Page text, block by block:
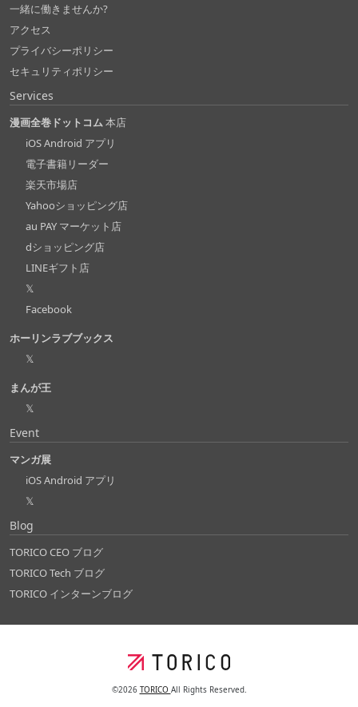
一緒に働きませんか?
アクセス
プライバシーポリシー
セキュリティポリシー
Services
漫画全巻ドットコム本店
iOS Android アプリ
電子書籍リーダー
楽天市場店
Yahooショッピング店
au PAY マーケット店
dショッピング店
LINEギフト店
𝕏
Facebook
ホーリンラブブックス
𝕏
まんが王
𝕏
Event
マンガ展
iOS Android アプリ
𝕏
Blog
TORICO CEO ブログ
TORICO Tech ブログ
TORICO インターンブログ
©2026 TORICO All Rights Reserved.